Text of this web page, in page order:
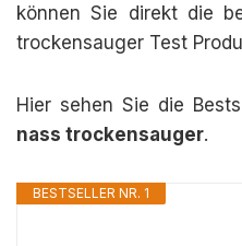
können Sie direkt die
trockensauger Test
Hier sehen Sie die
nass trockensauger.
BESTSELLER NR. 1